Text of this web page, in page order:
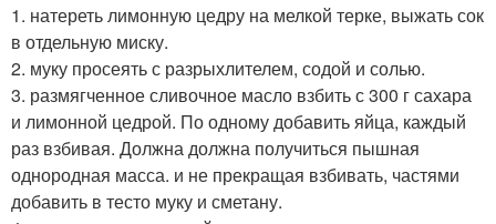
1. натереть лимонную цедру на мелкой терке, выжать сок
в отдельную миску.
2. муку просеять с разрыхлителем, содой и солью.
3. размягченное сливочное масло взбить с 300 г сахара
и лимонной цедрой. По одному добавить яйца, каждый
раз взбивая. Должна должна получиться пышная
однородная масса. и не прекращая взбивать, частями
добавить в тесто муку и сметану.